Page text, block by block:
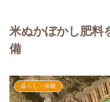
米ぬかぼかし肥料
備
暮らし・体験